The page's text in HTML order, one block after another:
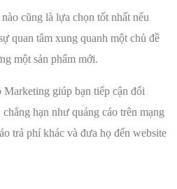
cũng là lựa chọn tốt nhất nếu
quan tâm xung quanh một chủ đề
một sản phẩm mới.
Marketing giúp bạn tiếp cận đối
hạn như quảng cáo trên mạng
trả phí khác và đưa họ đến website